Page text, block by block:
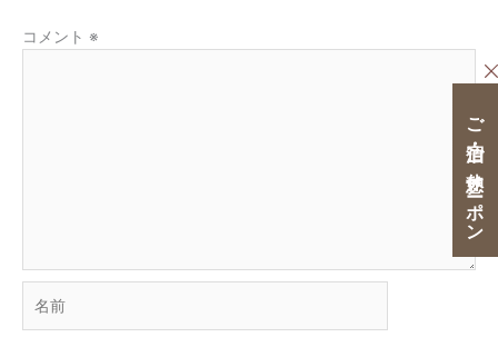
コメント ※
前
ご宿泊・ご休憩クーポン